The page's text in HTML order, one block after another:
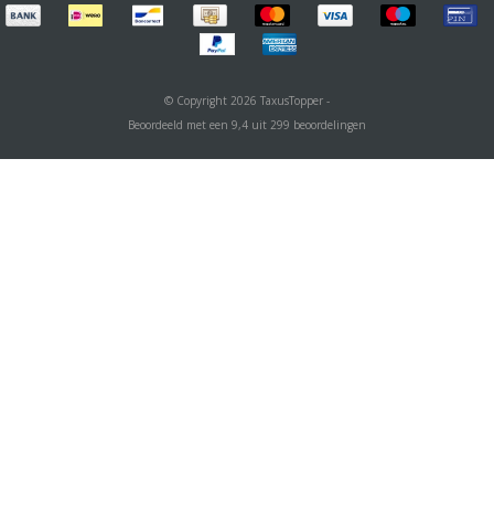
© Copyright 2026 TaxusTopper -
Beoordeeld met een 9,4 uit 299 beoordelingen